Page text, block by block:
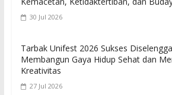
30 Jul 2026
Tarbak Unifest 2026 Sukses
Membangun Gaya Hidup Sehat dan
Kreativitas
27 Jul 2026